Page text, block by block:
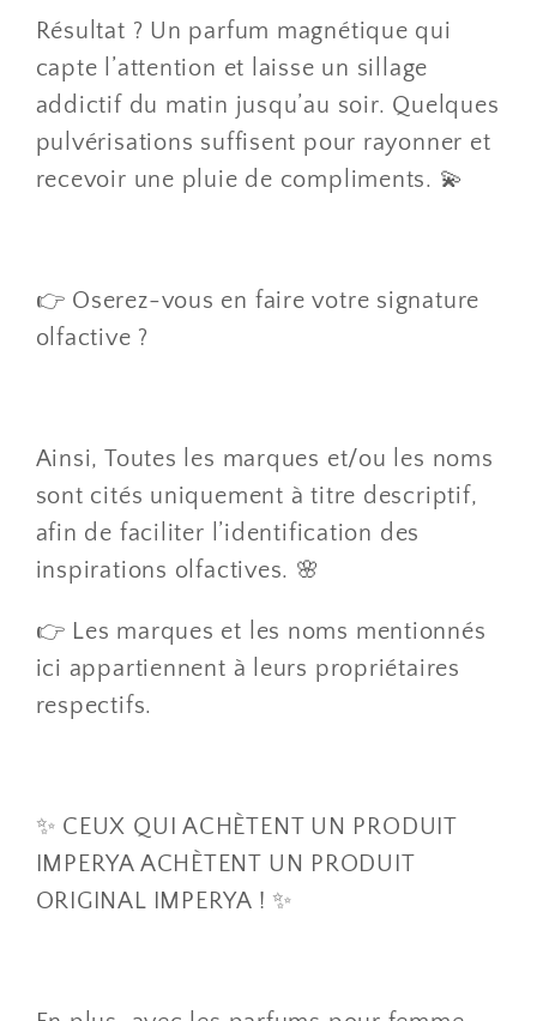
Résultat ? Un parfum magnétique qui
capte l’attention et laisse un sillage
addictif du matin jusqu’au soir. Quelques
pulvérisations suffisent pour rayonner et
recevoir une pluie de compliments. 💫
👉 Oserez-vous en faire votre signature
olfactive ?
Ainsi, Toutes les marques et/ou les noms
sont cités uniquement à titre descriptif,
afin de faciliter l’identification des
inspirations olfactives. 🌸
👉 Les marques et les noms mentionnés
ici appartiennent à leurs propriétaires
respectifs.
✨ CEUX QUI ACHÈTENT UN PRODUIT
IMPERYA ACHÈTENT UN PRODUIT
ORIGINAL IMPERYA ! ✨